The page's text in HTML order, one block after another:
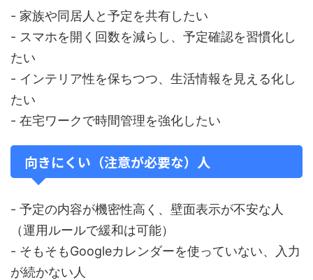
- 家族や同居人と予定を共有したい
- スマホを開く回数を減らし、予定確認を習慣化し
たい
- インテリア性を保ちつつ、生活情報を見える化し
たい
- 在宅ワークで時間管理を強化したい
向きにくい（注意が必要な）人
- 予定の内容が機密性高く、壁面表示が不安な人
（運用ルールで緩和は可能）
- そもそもGoogleカレンダーを使っていない、入力
が続かない人